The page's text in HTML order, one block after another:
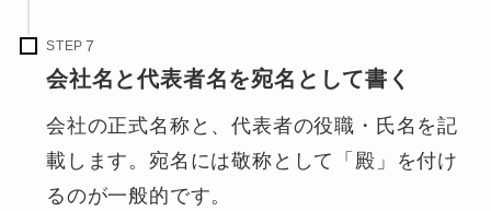
STEP
会社名と代表者名を宛名として書く
会社の正式名称と、代表者の役職・氏名を記
載します。宛名には敬称として「殿」を付け
るのが一般的です。